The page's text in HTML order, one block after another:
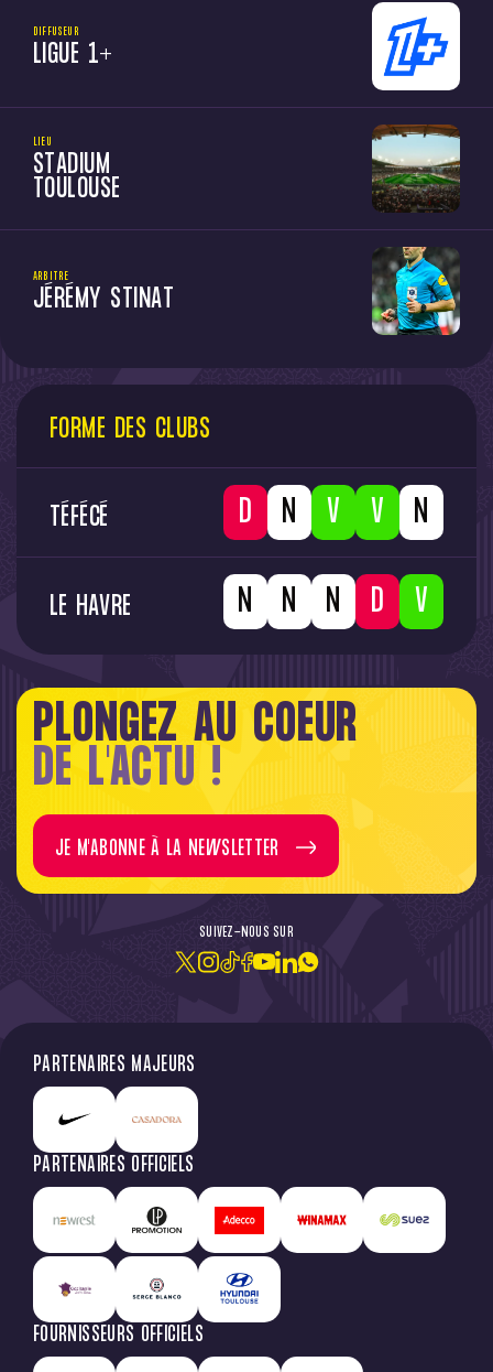
FORME DES CLUBS
TÉFÉCÉ L D W W D
LE HAVRE D D D L W
DIFFUSEUR
LIGUE 1+
LIEU
STADIUM
TOULOUSE
ARBITRE
JÉRÉMY STINAT
PLONGEZ AU COEUR
DE L'ACTU !
JE M'ABONNE À LA NEWSLETTER
SUIVEZ-NOUS SUR
PARTENAIRES MAJEURS
PARTENAIRES OFFICIELS
FOURNISSEURS OFFICIELS